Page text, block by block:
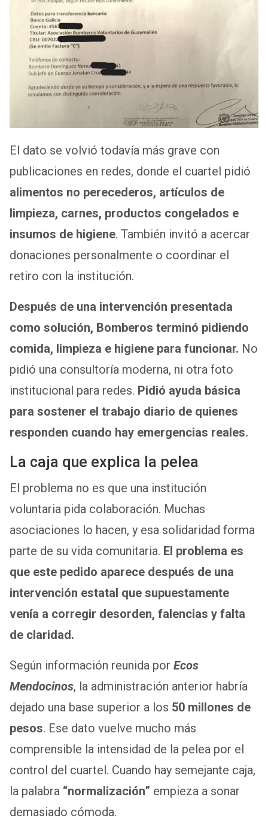
El dato se volvió todavía más grave con
publicaciones en redes, donde el cuartel pidió
alimentos no perecederos, artículos de
limpieza, carnes, productos congelados e
insumos de higiene. También invitó a acercar
donaciones personalmente o coordinar el
retiro con la institución.
Después de una intervención presentada
como solución, Bomberos terminó pidiendo
comida, limpieza e higiene para funcionar. No
pidió una consultoría moderna, ni otra foto
institucional para redes. Pidió ayuda básica
para sostener el trabajo diario de quienes
responden cuando hay emergencias reales.
La caja que explica la pelea
El problema no es que una institución
voluntaria pida colaboración. Muchas
asociaciones lo hacen, y esa solidaridad forma
parte de su vida comunitaria. El problema es
que este pedido aparece después de una
intervención estatal que supuestamente
venía a corregir desorden, falencias y falta
de claridad.
Según información reunida por Ecos
Mendocinos, la administración anterior habría
dejado una base superior a los 50 millones de
pesos. Ese dato vuelve mucho más
comprensible la intensidad de la pelea por el
control del cuartel. Cuando hay semejante caja,
la palabra “normalización” empieza a sonar
demasiado cómoda.